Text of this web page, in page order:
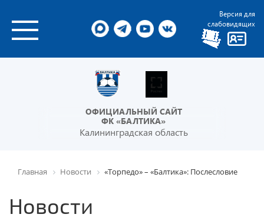
Версия для
слабовидящих
ОФИЦИАЛЬНЫЙ САЙТ
ФК «БАЛТИКА»
Калининградская область
Главная Новости «Торпедо» – «Балтика»: Послесловие
Новости